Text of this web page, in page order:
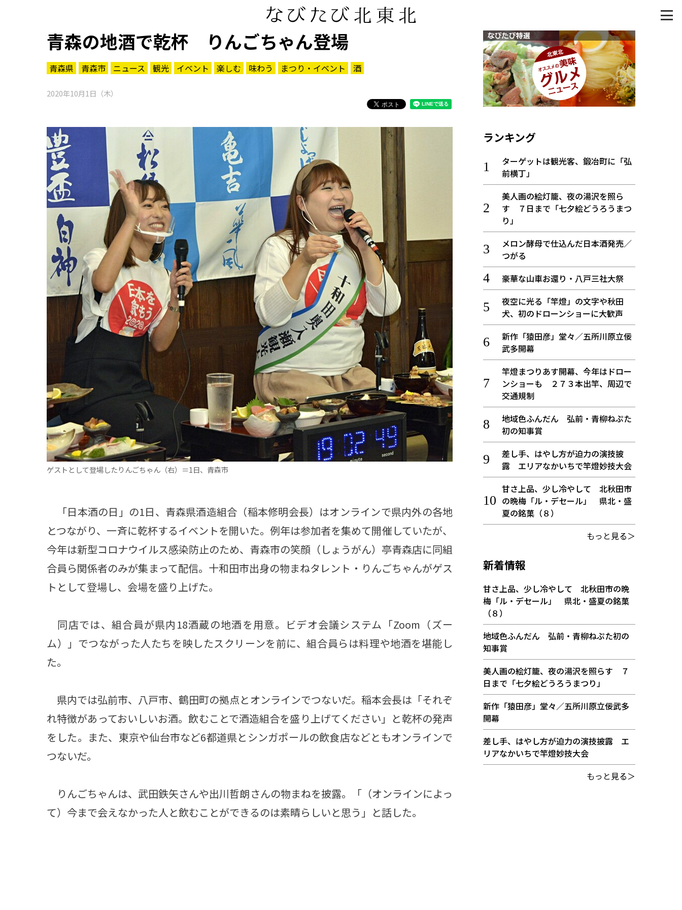
青森の地酒で乾杯 りんごちゃん登場
青森県 青森市 ニュース 観光 イベント 楽しむ 味わう まつり・イベント 酒
2020年10月1日（木）
ゲストとして登場したりんごちゃん（右）＝1日、青森市
「日本酒の日」の1日、青森県酒造組合（稲本修明会長）はオンラインで県内外の各地
とつながり、一斉に乾杯するイベントを開いた。例年は参加者を集めて開催していたが、
今年は新型コロナウイルス感染防止のため、青森市の笑顔（しょうがん）亭青森店に同組
合員ら関係者のみが集まって配信。十和田市出身の物まねタレント・りんごちゃんがゲス
トとして登場し、会場を盛り上げた。
同店では、組合員が県内18酒蔵の地酒を用意。ビデオ会議システム「Zoom（ズー
ム）」でつながった人たちを映したスクリーンを前に、組合員らは料理や地酒を堪能し
た。
県内では弘前市、八戸市、鶴田町の拠点とオンラインでつないだ。稲本会長は「それぞ
れ特徴があっておいしいお酒。飲むことで酒造組合を盛り上げてください」と乾杯の発声
をした。また、東京や仙台市など6都道県とシンガポールの飲食店などともオンラインで
つないだ。
りんごちゃんは、武田鉄矢さんや出川哲朗さんの物まねを披露。「（オンラインによっ
て）今まで会えなかった人と飲むことができるのは素晴らしいと思う」と話した。
ランキング
ターゲットは観光客、鍛冶町に「弘
前横丁」
美人画の絵灯籠、夜の湯沢を照ら
す ７日まで「七夕絵どうろうまつ
り」
メロン酵母で仕込んだ日本酒発売／
つがる
豪華な山車お還り・八戸三社大祭
夜空に光る「竿燈」の文字や秋田
犬、初のドローンショーに大歓声
新作「猿田彦」堂々／五所川原立佞
武多開幕
竿燈まつりあす開幕、今年はドロー
ンショーも ２７３本出竿、周辺で
交通規制
地域色ふんだん 弘前・青柳ねぷた
初の知事賞
差し手、はやし方が迫力の演技披
露 エリアなかいちで竿燈妙技大会
甘さ上品、少し冷やして 北秋田市
の晩梅「ル・デセール」 県北・盛
夏の銘菓（８）
もっと見る＞
新着情報
甘さ上品、少し冷やして 北秋田市の晩
梅「ル・デセール」 県北・盛夏の銘菓
（８）
地域色ふんだん 弘前・青柳ねぷた初の
知事賞
美人画の絵灯籠、夜の湯沢を照らす ７
日まで「七夕絵どうろうまつり」
新作「猿田彦」堂々／五所川原立佞武多
開幕
差し手、はやし方が迫力の演技披露 エ
リアなかいちで竿燈妙技大会
もっと見る＞
パワースポット
まつり・イベント
おみやげ・特産
道の駅・産直
アウトドア・レジャー